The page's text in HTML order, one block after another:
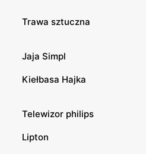
Trawa sztuczna
Jaja Simpl
Kiełbasa Hajka
Telewizor philips
Lipton